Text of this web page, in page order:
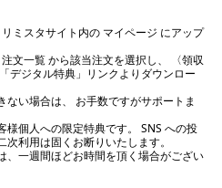
ミスタサイト内の マイページ にアップ
文一覧 から該当注文を選択し、 〈領収
デジタル特典」リンクよりダウンロー
ない場合は、 お手数ですがサポートま
様個人への限定特典です。 SNS への投
利用は固くお断りいたします。
、一週間ほどお時間を頂く場合がござい